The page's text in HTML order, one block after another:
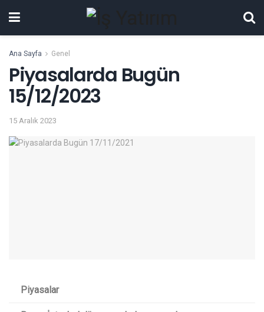
Ana Sayfa Genel
Piyasalarda Bugün
15/12/2023
15 Aralık 2023
Piyasalar